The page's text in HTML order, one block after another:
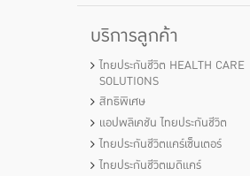
บริการลูกค้า
ไทยประกันชีวิต HEALTH CARE
SOLUTIONS
สิทธิพิเศษ
แอปพลิเคชัน ไทยประกันชีวิต
ไทยประกันชีวิตแคร์เซ็นเตอร์
ไทยประกันชีวิตเมดิแคร์